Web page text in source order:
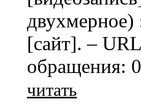
двухмерное)
[сайт]. –
обращения:
читать